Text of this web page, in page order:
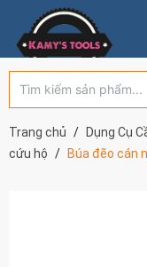
Trang chủ Dụng Cụ
cứu hộ
Búa đẽo cán